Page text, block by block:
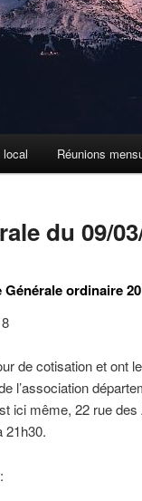
local Réunions
du 09/
ordinaire
de cotisation et ont
l’association
ici même, 22 rue
21h30.